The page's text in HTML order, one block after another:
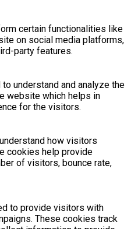
certain functionalities like
on social media platforms,
party features.
understand and analyze the
website which helps in
for the visitors.
how visitors
cookies help provide
of visitors, bounce rate,
to provide visitors with
These cookies track